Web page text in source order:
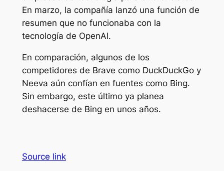
En marzo, la compañía lanzó una función de
resumen que no funcionaba con la
tecnología de OpenAI.
En comparación, algunos de los
competidores de Brave como DuckDuckGo y
Neeva aún confían en fuentes como Bing.
Sin embargo, este último ya planea
deshacerse de Bing en unos años.
Source link